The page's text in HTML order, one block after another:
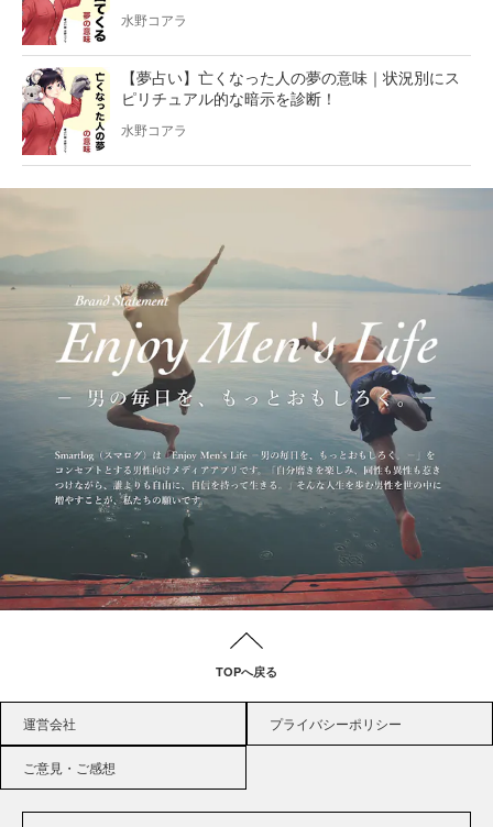
水野コアラ
【夢占い】亡くなった人の夢の意味｜状況別にス
ピリチュアル的な暗示を診断！
水野コアラ
TOPへ戻る
運営会社 プライバシーポリシー
ご意見・ご感想